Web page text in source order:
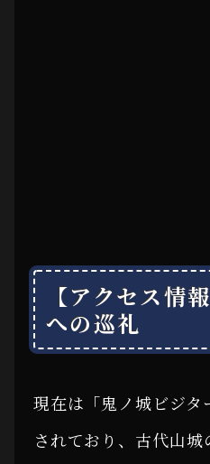
【アクセス情
への巡礼
現在は「鬼ノ城ビジタ
されており、古代山